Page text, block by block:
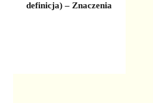
definicja) – Znaczenia